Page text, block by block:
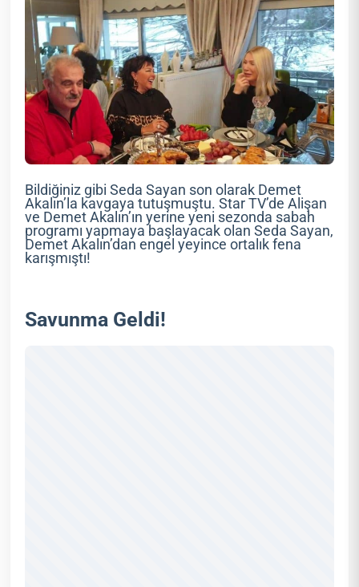
Bildiğiniz gibi Seda Sayan son olarak Demet
Akalın’la kavgaya tutuşmuştu. Star TV’de Alişan
ve Demet Akalın’ın yerine yeni sezonda sabah
programı yapmaya başlayacak olan Seda Sayan,
Demet Akalın’dan engel yeyince ortalık fena
karışmıştı!
Savunma Geldi!